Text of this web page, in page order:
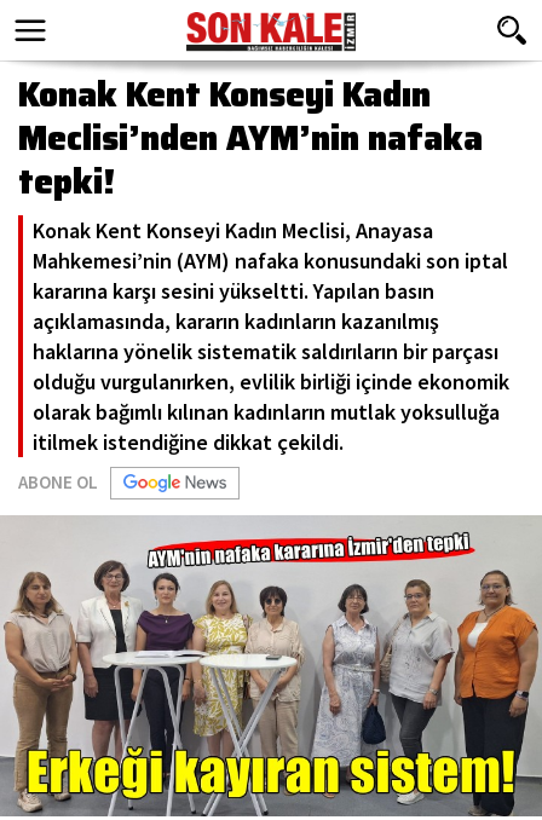
Konak Kent Konseyi Kadın
Meclisi’nden AYM’nin nafaka
tepki!
Konak Kent Konseyi Kadın Meclisi, Anayasa
Mahkemesi’nin (AYM) nafaka konusundaki son iptal
kararına karşı sesini yükseltti. Yapılan basın
açıklamasında, kararın kadınların kazanılmış
haklarına yönelik sistematik saldırıların bir parçası
olduğu vurgulanırken, evlilik birliği içinde ekonomik
olarak bağımlı kılınan kadınların mutlak yoksulluğa
itilmek istendiğine dikkat çekildi.
ABONE OL